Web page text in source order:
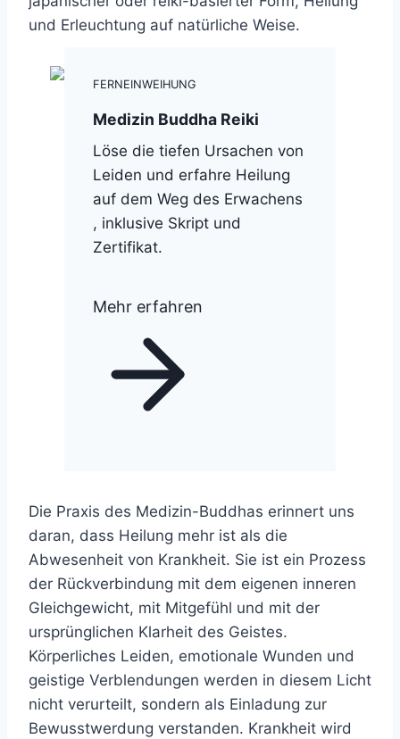
und Erleuchtung auf natürliche Weise.
FERNEINWEIHUNG
Medizin Buddha Reiki
Löse die tiefen Ursachen von
Leiden und erfahre Heilung
auf dem Weg des Erwachens
, inklusive Skript und
Zertifikat.
Mehr erfahren
Die Praxis des Medizin-Buddhas erinnert uns
daran, dass Heilung mehr ist als die
Abwesenheit von Krankheit. Sie ist ein Prozess
der Rückverbindung mit dem eigenen inneren
Gleichgewicht, mit Mitgefühl und mit der
ursprünglichen Klarheit des Geistes.
Körperliches Leiden, emotionale Wunden und
geistige Verblendungen werden in diesem Licht
nicht verurteilt, sondern als Einladung zur
Bewusstwerdung verstanden. Krankheit wird